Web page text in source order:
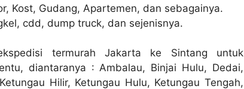
Kost, Gudang, Apartemen, dan sebagainya.
cdd, dump truck, dan sejenisnya.
termurah Jakarta ke Sintang untuk
diantaranya : Ambalau, Binjai Hulu, Dedai,
Hilir, Ketungau Hulu, Ketungau Tengah,